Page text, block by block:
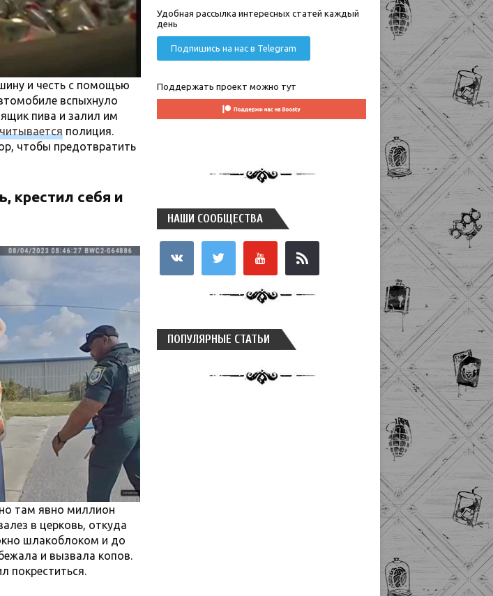
и честь с помощью
вспыхнуло
пива и залил им
полиция.
чтобы предотвратить
крестил себя и
там явно миллион
в церковь, откуда
шлакоблоком и до
и вызвала копов.
покреститься.
Удобная рассылка интересных статей каждый
день
Подпишись на нас в Telegram
Поддержать проект можно тут
НАШИ СООБЩЕСТВА
ПОПУЛЯРНЫЕ СТАТЬИ